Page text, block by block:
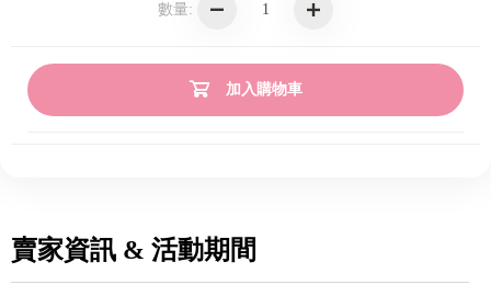
數量:
加入購物車
賣家資訊 & 活動期間